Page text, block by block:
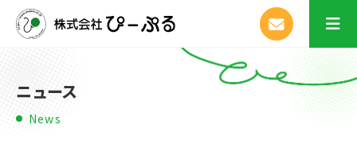
ニュース
News